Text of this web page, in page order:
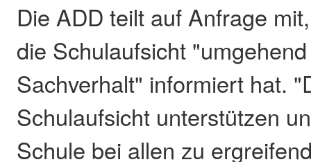
Die ADD teilt auf Anfrage
die Schulaufsicht
Sachverhalt" informiert hat.
Schulaufsicht unterstützen
Schule bei allen zu